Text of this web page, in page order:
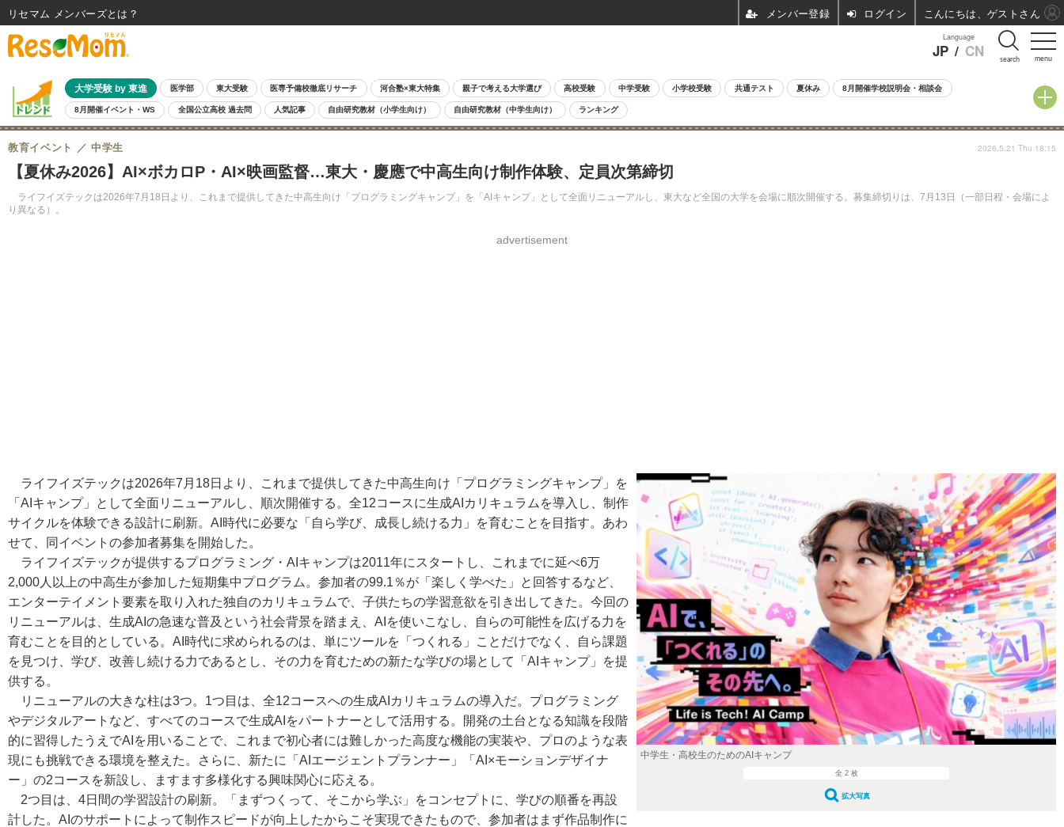
menu
Language
JP / CN search
大学受験 by 東進 医学部 東大受験 医専予備校徹底リサーチ 河合塾×東大特集 親子で考える大学選び 高校受験 中学受験 小学校受験 共通テスト 夏休み 8月開催学校説明会・相談会
8月開催イベント・WS 全国公立高校 過去問 人気記事 自由研究教材（小学生向け） 自由研究教材（中学生向け） ランキング
【夏休み2026】AI×ボカロP・AI×映画監督…東大・慶應で中高生向け制作体験、定員次第締切
ライフイズテックは2026年7月18日より、これまで提供してきた中高生向け「プログラミングキャンプ」を「AIキャンプ」として全面リニューアルし、東大など全国の大学を会場に順次開催する。募集締切りは、7月13日（一部日程・会場によ
り異なる）。
教育イベント 中学生
advertisement
2026.5.21 Thu 18:15
中学生・高校生のためのAIキャンプ
全 2 枚
拡大写真
ライフイズテックは2026年7月18日より、これまで提供してきた中高生向け「プログラミングキャンプ」を
「AIキャンプ」として全面リニューアルし、順次開催する。全12コースに生成AIカリキュラムを導入し、制作
サイクルを体験できる設計に刷新。AI時代に必要な「自ら学び、成長し続ける力」を育むことを目指す。あわ
せて、同イベントの参加者募集を開始した。
ライフイズテックが提供するプログラミング・AIキャンプは2011年にスタートし、これまでに延べ6万
2,000人以上の中高生が参加した短期集中プログラム。参加者の99.1％が「楽しく学べた」と回答するなど、
エンターテイメント要素を取り入れた独自のカリキュラムで、子供たちの学習意欲を引き出してきた。今回の
リニューアルは、生成AIの急速な普及という社会背景を踏まえ、AIを使いこなし、自らの可能性を広げる力を
育むことを目的としている。AI時代に求められるのは、単にツールを「つくれる」ことだけでなく、自ら課題
を見つけ、学び、改善し続ける力であるとし、その力を育むための新たな学びの場として「AIキャンプ」を提
供する。
リニューアルの大きな柱は3つ。1つ目は、全12コースへの生成AIカリキュラムの導入だ。プログラミング
やデジタルアートなど、すべてのコースで生成AIをパートナーとして活用する。開発の土台となる知識を段階
的に習得したうえでAIを用いることで、これまで初心者には難しかった高度な機能の実装や、プロのような表
現にも挑戦できる環境を整えた。さらに、新たに「AIエージェントプランナー」「AI×モーションデザイナ
ー」の2コースを新設し、ますます多様化する興味関心に応える。
2つ目は、4日間の学習設計の刷新。「まずつくって、そこから学ぶ」をコンセプトに、学びの順番を再設
計した。AIのサポートによって制作スピードが向上したからこそ実現できたもので、参加者はまず作品制作に
リセマム メンバーズ ログイン こんにちは、ゲストさん